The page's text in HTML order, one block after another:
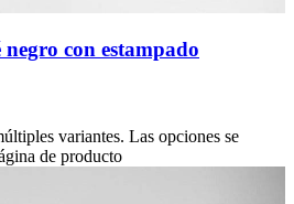
con estampado
variantes. Las opciones se
de producto